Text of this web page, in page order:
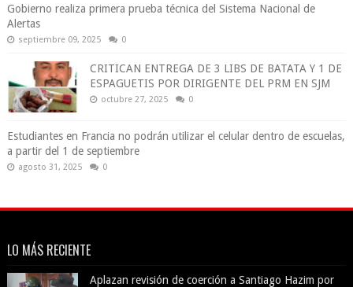
Gobierno realiza primera prueba técnica del Sistema Nacional de
Alertas
septiembre 09, 2025 0
CRITICAN ENTREGA DE 3 LIBS DE BATATA Y 1 DE
ESPAGUETIS POR DIRIGENTE DEL PRM EN SJM
octubre 27, 2025 0
Estudiantes en Francia no podrán utilizar el celular dentro de escuelas,
a partir del 1 de septiembre
agosto 31, 2025 0
LO MÁS RECIENTE
Aplazan revisión de coerción a Santiago Hazim por